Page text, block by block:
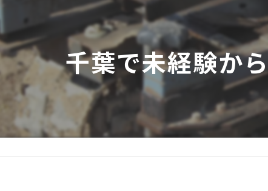
ビジョン
事業案内 千葉で未経験か